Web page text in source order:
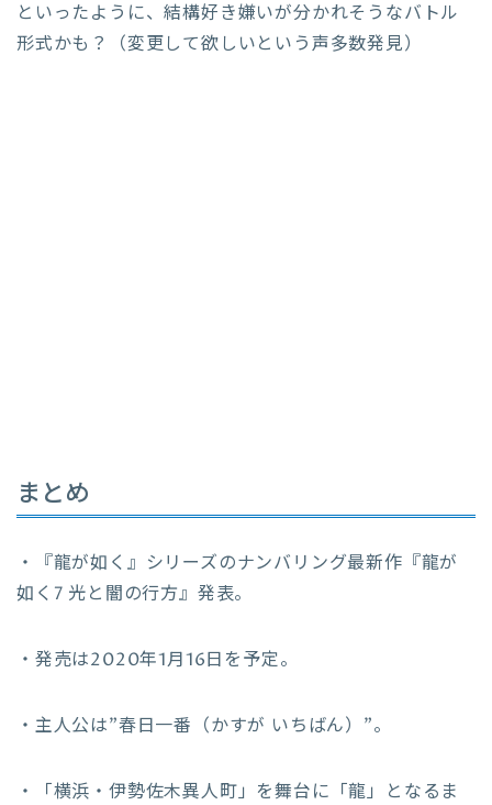
といったように、結構好き嫌いが分かれそうなバトル
形式かも？（変更して欲しいという声多数発見）
まとめ
・『龍が如く』シリーズのナンバリング最新作『龍が
如く7 光と闇の行方』発表。
・発売は2020年1月16日を予定。
・主人公は”春日一番（かすが いちばん）”。
・「横浜・伊勢佐木異人町」を舞台に「龍」となるま